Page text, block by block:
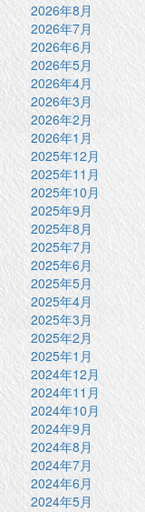
2026年8月
2026年7月
2026年6月
2026年5月
2026年4月
2026年3月
2026年2月
2026年1月
2025年12月
2025年11月
2025年10月
2025年9月
2025年8月
2025年7月
2025年6月
2025年5月
2025年4月
2025年3月
2025年2月
2025年1月
2024年12月
2024年11月
2024年10月
2024年9月
2024年8月
2024年7月
2024年6月
2024年5月